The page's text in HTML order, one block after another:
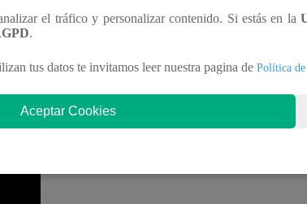
entiendo por qué le tengo que hacer
de Felipe me utiliza para
el tráfico y personalizar contenido. Si estás en la
.
tus datos te invitamos leer nuestra pagina de Política
Aceptar Cookies